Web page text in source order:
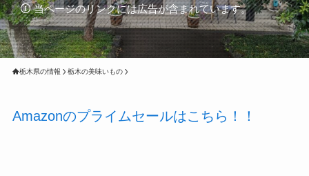
当ページのリンクには広告が含まれています。
栃木県の情報 栃木の美味いもの
Amazonのプライムセールはこちら！！